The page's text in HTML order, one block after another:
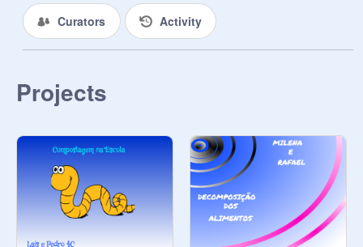
Curators Activity
Projects